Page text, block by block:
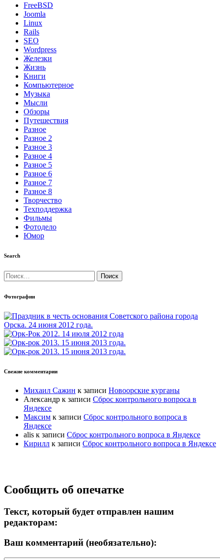
FreeBSD
Joomla
Linux
Rails
SEO
Wordpress
Железки
Жизнь
Книги
Компьютерное
Музыка
Мысли
Обзоры
Путешествия
Разное
Разное 2
Разное 3
Разное 4
Разное 5
Разное 6
Разное 7
Разное 8
Творчество
Техподдержка
Фильмы
Фотодело
Юмор
Search
Найти:
Фотографии
Свежие комментарии
Михаил Сажин к записи Новоорские курганы
Александр к записи Сброс контрольного вопроса в
Яндексе
Максим к записи Сброс контрольного вопроса в
Яндексе
alis к записи Сброс контрольного вопроса в Яндексе
Кирилл к записи Сброс контрольного вопроса в Яндексе
Прокрутка
вверх
Сообщить об опечатке
Текст, который будет отправлен нашим
редакторам:
Ваш комментарий (необязательно):